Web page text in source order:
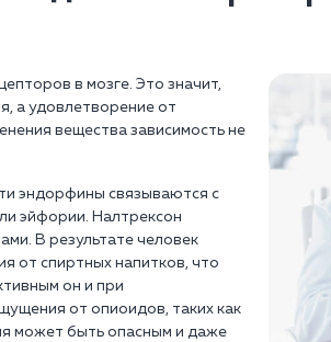
в мозге. Это значит,
а удовлетворение от
вещества зависимость не
эндорфины связываются с
эйфории. Налтрексон
В результате человек
от спиртных напитков, что
он и при
от опиоидов, таких как
может быть опасным и даже